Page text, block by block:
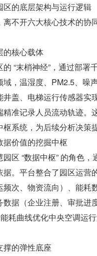
的底层架构与运行逻辑
不开六大核心技术的协
的核心载体
“末梢神经”，通过部
，温湿度、PM2.5、噪
盖、电梯运行传感器
准记录人员流动轨迹。
系统，为后续分析决策
据价值的挖掘中枢
区 “数据中枢” 的角色
据。平台整合了园区运
次、物资流向）、能耗
据（企业注册、审批进
耗曲线优化中央空调运
撑的弹性底座